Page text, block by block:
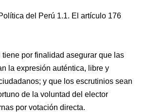
del Perú 1.1. El artículo 176
tiene por finalidad asegurar que las
la expresión auténtica, libre y
y que los escrutinios sean
de la voluntad del elector
por votación directa.